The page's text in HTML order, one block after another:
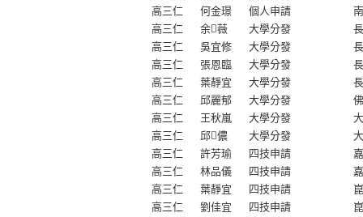
高三仁
何金璟 個人申請
高三仁
余薇 大學分發
高三仁
吳宜修 大學分發
高三仁
張恩臨 大學分發
高三仁
葉靜宜 大學分發
高三仁
邱麗郁 大學分發
高三仁
王秋嵐 大學分發
高三仁
邱儂 大學分發
高三仁
許芳瑜 四技申請
高三仁
林品儀 四技申請
高三仁
葉靜宜 四技申請
高三仁
劉佳宜 四技申請